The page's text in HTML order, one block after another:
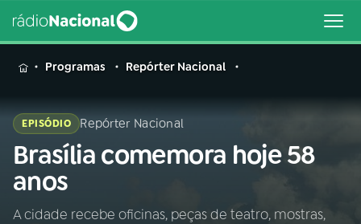
MENU
Buscar
na
Rádio
Nacional
Programas Repórter Nacional
EPISÓDIO Repórter Nacional
Brasília comemora hoje 58
anos
A cidade recebe oficinas, peças de teatro, mostras,